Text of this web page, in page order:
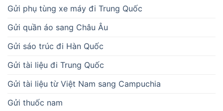
Gửi phụ tùng xe máy đi Trung Quốc
Gửi quần áo sang Châu Âu
Gửi sáo trúc đi Hàn Quốc
Gửi tài liệu đi Trung Quốc
Gửi tài liệu từ Việt Nam sang Campuchia
Gửi thuốc nam